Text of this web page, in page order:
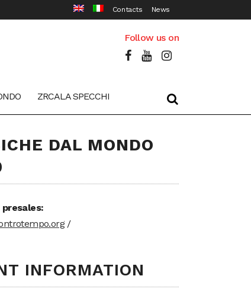
Contacts News
Follow us on
ZRCALA SPECCHI
DAL MONDO
/
INFORMATION